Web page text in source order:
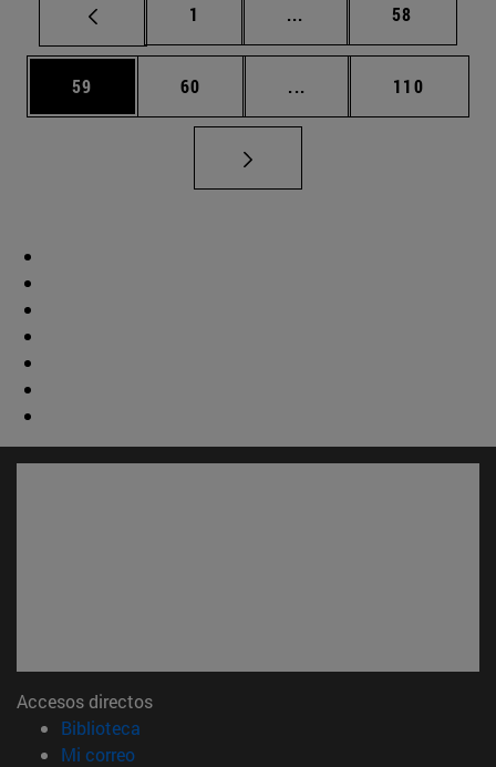
Página
1 ... Páginas intermedias
Página
58
Página
59 Página
60 ... Páginas intermedias
Página
110
Accesos directos
Biblioteca
Mi correo(abre en nueva ventana)